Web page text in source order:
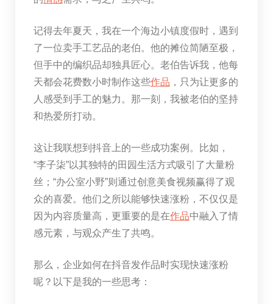
记得去年夏天，我在一个海边小镇度假时，遇到
了一位卖手工艺品的老伯。他的摊位简陋至极，
但手中的编织品却独具匠心。老伯告诉我，他每
天都会花费数小时制作这些作品 ，只为让更多的
人感受到手工的魅力。那一刻，我被老伯的坚持
和热爱所打动。
这让我联想到抖音上的一些成功案例。比如，
“李子柒”以其独特的田园生活方式吸引了大量粉
丝；“办公室小野”则通过创意美食视频赢得了观
众的喜爱。他们之所以能够快速涨粉，不仅仅是
因为内容质量高，更重要的是在作品中融入了情
感元素，与观众产生了共鸣。
那么，企业如何在抖音发作品时实现快速涨粉
呢？以下是我的一些思考：